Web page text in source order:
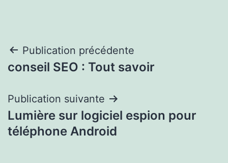
Navigation
de
l’article
Publication précédente
conseil SEO : Tout savoir
Publication suivante
Lumière sur logiciel espion pour
téléphone Android